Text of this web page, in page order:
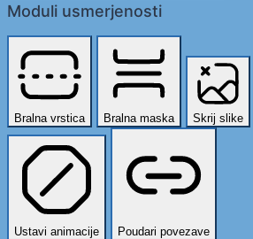
Moduli usmerjenosti
Bralna vrstica Bralna maska Skrij slike
Ustavi animacije
Poudari povezave